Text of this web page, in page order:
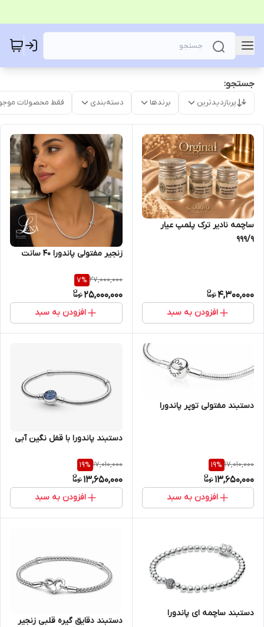
جستجو:
پربازدیدترین برندها دسته‌بندی فقط محصولات
ساچمه نادیر ترک پلمپ عیار
۹۹۹/۹
4,300,000
افزودن به سبد
زنجیر مفتولی پاندورا 40 سانت
27,000,000
7%
25,000,000
افزودن به سبد
دستبند مفتولی توپر پاندورا
17,010,000
19%
13,650,000
افزودن به سبد
دستبند پاندورا با قفل نگین آبی
17,010,000
19%
13,650,000
افزودن به سبد
دستبند ساچمه ای پاندورا
دستبند دقایق گیره‌ قلبی زنجیر